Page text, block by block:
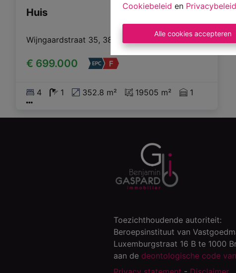
Cookiebeleid en Privacybeleid
Alle cookies accepteren
Huis
Wijngaardstraat 35, 3870 Heers Ref : 3270
€ 699.000
4 1 352.8 m² 19505 m² 1
Toezichthoudende autoriteit:
Beroepsinstituut van
Luxemburgstraat 16 B te 1000
aan de deontologische code